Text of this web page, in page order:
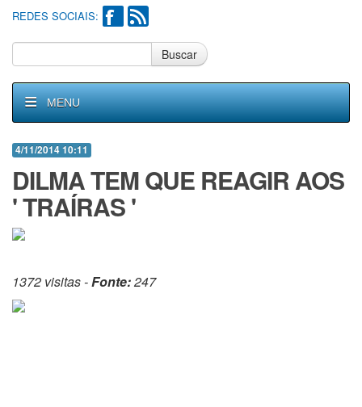
REDES SOCIAIS:
Buscar
MENU
4/11/2014 10:11
DILMA TEM QUE REAGIR AOS
' TRAÍRAS '
1372 visitas -Fonte:247